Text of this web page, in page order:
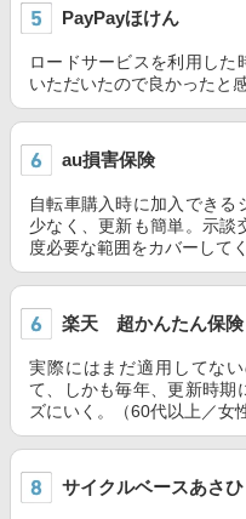
PayPayほけん
ロードサービスを利用した
いただいたので良かったと
au損害保険
自転車購入時に加入でき
少なく、更新も簡単。示談
度必要な範囲をカバーして
楽天 超かんたん保険
実際にはまだ適用してな
て、しかも毎年、更新時期
ズにいく。（60代以上／女
サイクルベースあさ